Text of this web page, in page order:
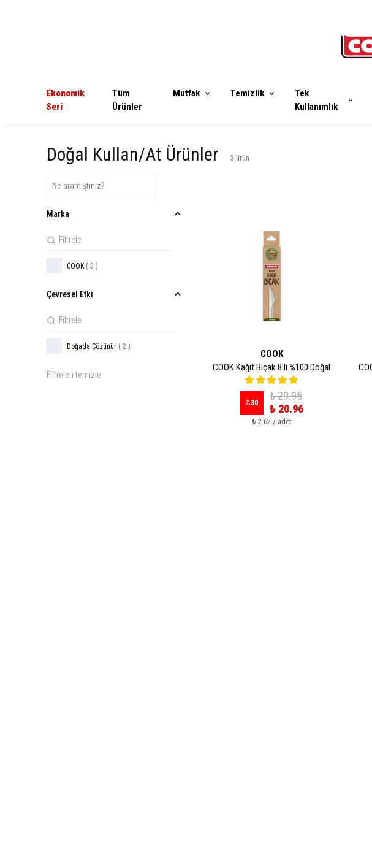
Ekonomik
Seri
Tüm
Ürünler
Mutfak Temizlik
Tek
Kullanımlık
Doğal Kullan/At Ürünler 3 ürün
Marka
COOK ( 3 )
Çevresel Etki
Doğada Çözünür ( 2 )
Filtreleri temizle
COOK
COOK Kağıt Bıçak 8'li %100 Doğal
%30
₺ 29.95
₺ 20.96
₺ 2.62 / adet